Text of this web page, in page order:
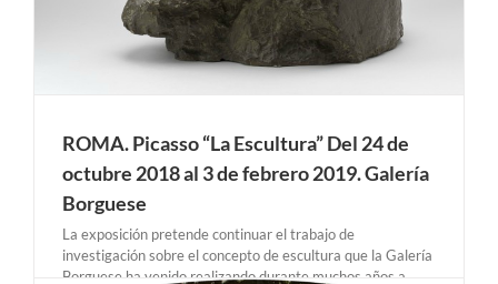
ROMA. Picasso “La Escultura” Del 24 de
octubre 2018 al 3 de febrero 2019. Galería
Borguese
La exposición pretende continuar el trabajo de
investigación sobre el concepto de escultura que la Galería
Borguese ha venido realizando durante muchos años a